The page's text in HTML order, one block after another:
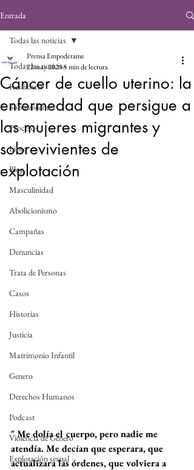
Entrada
Todas las noticias
Resiliencia
Sobreviviente
Procesos
Libro
Blog
Masculinidad
Abolicionismo
Campañas
Denuncias
Trata de Personas
Casos
Historias
Justicia
Matrimonio Infantil
Genero
Derechos Humanos
Podcast
Violencia de Género
Explotación sexual
Todas las noticias
Cáncer de cuello uterino: la
enfermedad que persigue a
las mujeres migrantes y
sobrevivientes de
explotación
Prensa Empoderame
22 may 20255 min de lectura
" Me dolía el cuerpo, pero nadie me
atendía. Me decían que esperara, que
actualizara las órdenes, que volviera a